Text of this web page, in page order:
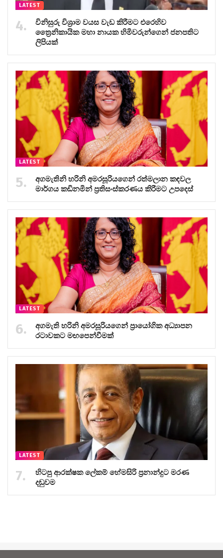
LATEST
විනිසුරු විශ්‍රාම වයස වැඩ කිරීමට එරෙහිව
ත්‍රෛනිකායික මහා නායක හිමිවරුන්ගෙන් ජනපතිට
ලිපියක්
LATEST
අගමැතිනි හරිනි අමරසූරියගෙන් රත්මලාන කඳවල
මාර්ගය කඩිනමින් ප්‍රතිසංස්කරණය කිරීමට උපදෙස්
LATEST
අගමැති හරිනි අමරසූරියගෙන් ප්‍රායෝගික අධ්‍යාපන
රටාවකට මඟපෙන්වීමක්
LATEST
හිටපු ආරක්ෂක ලේකම් හේමසිරි ප්‍රනාන්දුට මරණ
දඬුවම